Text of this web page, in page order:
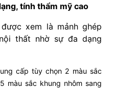
tính thẩm mỹ cao
xem là mảnh ghép
thất nhờ sự đa dạng
cấp tùy chọn 2 màu sắc
màu sắc khung nhôm sang